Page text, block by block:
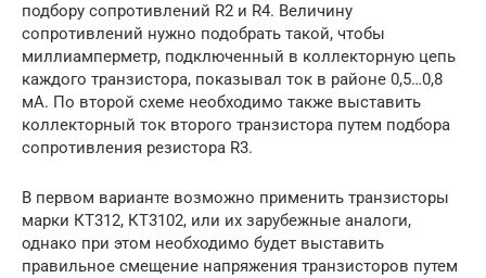
подбору сопротивлений R2 и R4. Величину
сопротивлений нужно подобрать такой, чтобы
миллиамперметр, подключенный в коллекторную цепь
каждого транзистора, показывал ток в районе 0,5…0,8
мА. По второй схеме необходимо также выставить
коллекторный ток второго транзистора путем подбора
сопротивления резистора R3.
В первом варианте возможно применить транзисторы
марки КТ312, КТ3102, или их зарубежные аналоги,
однако при этом необходимо будет выставить
правильное смещение напряжения транзисторов путем